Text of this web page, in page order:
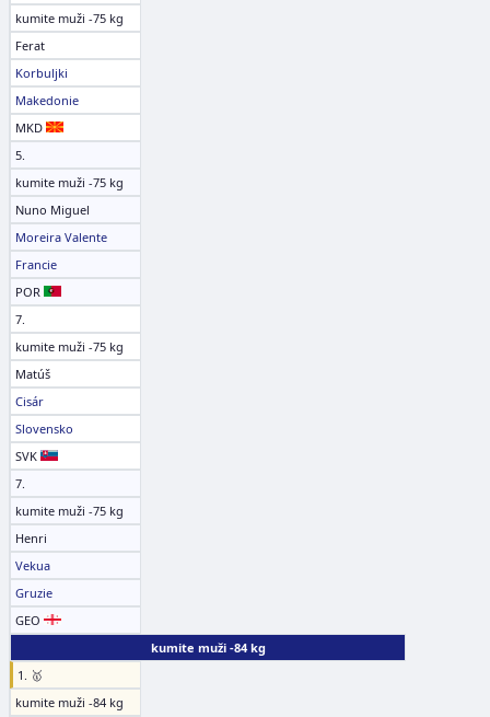
kumite muži -75 kg
Ferat
Korbuljki
Makedonie
MKD
5.
kumite muži -75 kg
Nuno Miguel
Moreira Valente
Francie
POR
7.
kumite muži -75 kg
Matúš
Cisár
Slovensko
SVK
7.
kumite muži -75 kg
Henri
Vekua
Gruzie
GEO
kumite muži -84 kg
1. 🥇
kumite muži -84 kg